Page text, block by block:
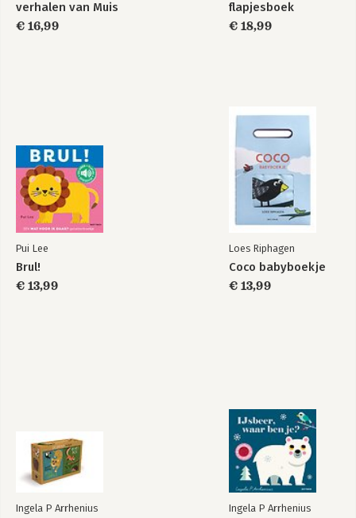
verhalen van Muis
€ 16,99
flapjesboek
€ 18,99
Pui Lee
Brul!
€ 13,99
Loes Riphagen
Coco babyboekje
€ 13,99
Ingela P Arrhenius Ingela P Arrhenius